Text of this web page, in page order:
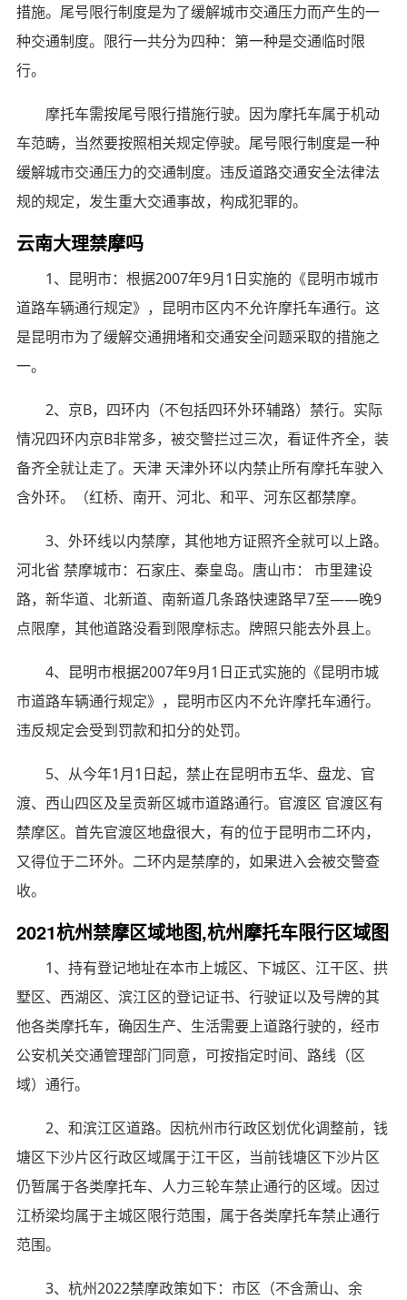
措施。尾号限行制度是为了缓解城市交通压力而产生的一
种交通制度。限行一共分为四种：第一种是交通临时限
行。
摩托车需按尾号限行措施行驶。因为摩托车属于机动
车范畴，当然要按照相关规定停驶。尾号限行制度是一种
缓解城市交通压力的交通制度。违反道路交通安全法律法
规的规定，发生重大交通事故，构成犯罪的。
云南大理禁摩吗
1、昆明市：根据2007年9月1日实施的《昆明市城市
道路车辆通行规定》，昆明市区内不允许摩托车通行。这
是昆明市为了缓解交通拥堵和交通安全问题采取的措施之
一。
2、京B，四环内（不包括四环外环辅路）禁行。实际
情况四环内京B非常多，被交警拦过三次，看证件齐全，装
备齐全就让走了。天津 天津外环以内禁止所有摩托车驶入
含外环。（红桥、南开、河北、和平、河东区都禁摩。
3、外环线以内禁摩，其他地方证照齐全就可以上路。
河北省 禁摩城市：石家庄、秦皇岛。唐山市： 市里建设
路，新华道、北新道、南新道几条路快速路早7至——晚9
点限摩，其他道路没看到限摩标志。牌照只能去外县上。
4、昆明市根据2007年9月1日正式实施的《昆明市城
市道路车辆通行规定》，昆明市区内不允许摩托车通行。
违反规定会受到罚款和扣分的处罚。
5、从今年1月1日起，禁止在昆明市五华、盘龙、官
渡、西山四区及呈贡新区城市道路通行。官渡区 官渡区有
禁摩区。首先官渡区地盘很大，有的位于昆明市二环内，
又得位于二环外。二环内是禁摩的，如果进入会被交警查
收。
2021杭州禁摩区域地图,杭州摩托车限行区域图
1、持有登记地址在本市上城区、下城区、江干区、拱
墅区、西湖区、滨江区的登记证书、行驶证以及号牌的其
他各类摩托车，确因生产、生活需要上道路行驶的，经市
公安机关交通管理部门同意，可按指定时间、路线（区
域）通行。
2、和滨江区道路。因杭州市行政区划优化调整前，钱
塘区下沙片区行政区域属于江干区，当前钱塘区下沙片区
仍暂属于各类摩托车、人力三轮车禁止通行的区域。因过
江桥梁均属于主城区限行范围，属于各类摩托车禁止通行
范围。
3、杭州2022禁摩政策如下：市区（不含萧山、余